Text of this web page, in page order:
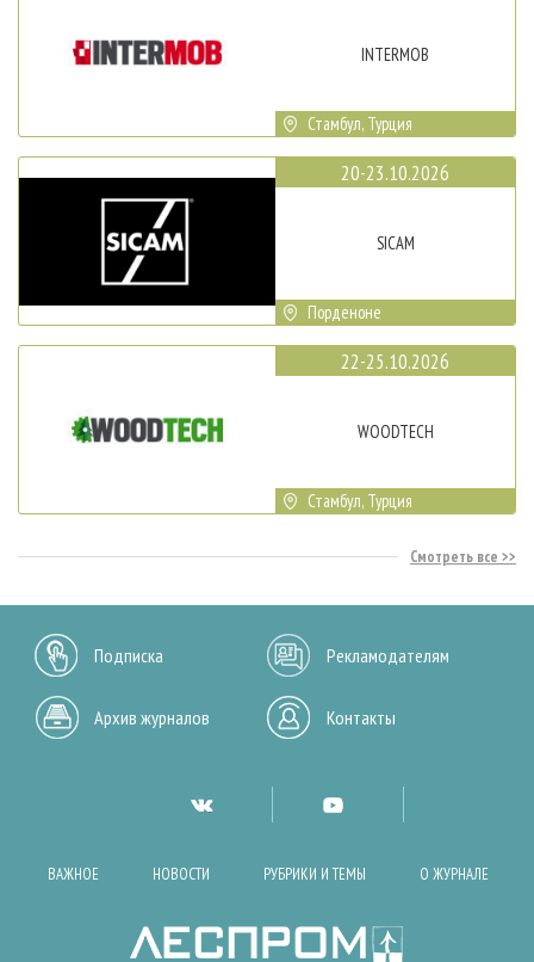
INTERMOB
Стамбул, Турция
20-23.10.2026
SICAM
Порденоне
22-25.10.2026
WOODTECH
Стамбул, Турция
Смотреть все
Подписка Рекламодателям
Архив журналов Контакты
ВАЖНОЕ НОВОСТИ РУБРИКИ И ТЕМЫ О ЖУРНАЛЕ